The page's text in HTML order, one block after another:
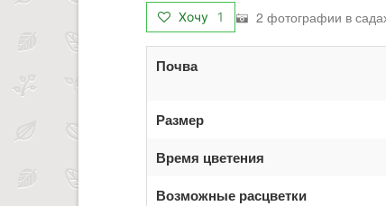
Хочу 1 2 фотографии в
Почва
Размер
Время цветения
Возможные расцветки